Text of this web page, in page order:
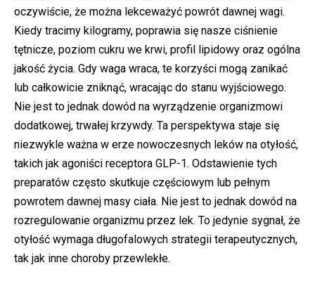
oczywiście, że można lekceważyć powrót dawnej wagi.
Kiedy tracimy kilogramy, poprawia się nasze ciśnienie
tętnicze, poziom cukru we krwi, profil lipidowy oraz ogólna
jakość życia. Gdy waga wraca, te korzyści mogą zanikać
lub całkowicie zniknąć, wracając do stanu wyjściowego.
Nie jest to jednak dowód na wyrządzenie organizmowi
dodatkowej, trwałej krzywdy. Ta perspektywa staje się
niezwykle ważna w erze nowoczesnych leków na otyłość,
takich jak agoniści receptora GLP-1. Odstawienie tych
preparatów często skutkuje częściowym lub pełnym
powrotem dawnej masy ciała. Nie jest to jednak dowód na
rozregulowanie organizmu przez lek. To jedynie sygnał, że
otyłość wymaga długofalowych strategii terapeutycznych,
tak jak inne choroby przewlekłe.